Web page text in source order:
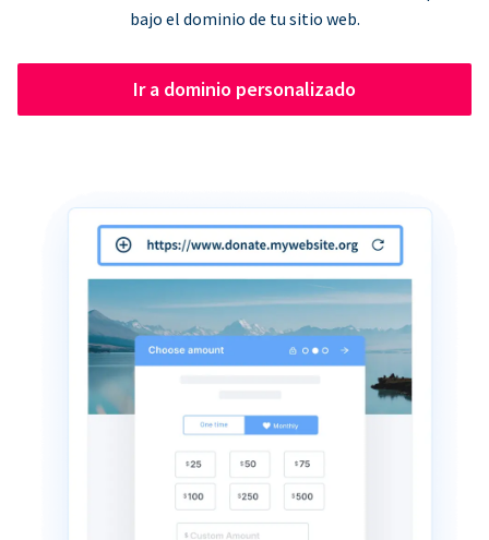
bajo el dominio de tu sitio web.
Ir a dominio personalizado